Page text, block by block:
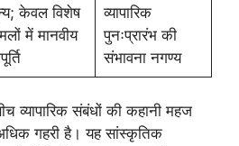
केवल विशेष
में मानवीय
व्यापारिक
पुनःप्रारंभ की
संभावना नगण्य
व्यापारिक संबंधों की कहानी महज
गहरी है। यह सांस्कृतिक